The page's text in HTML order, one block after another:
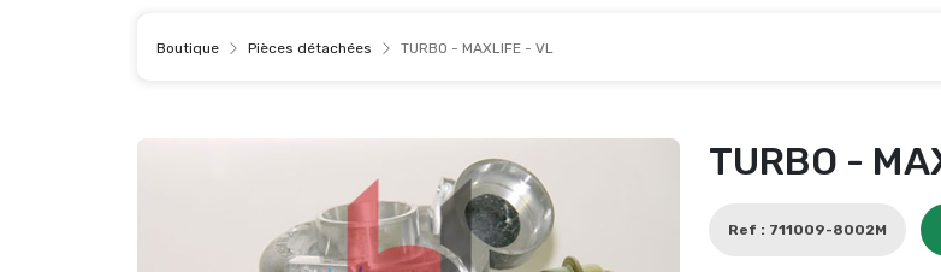
Boutique Pièces détachées TURBO - MAXLIFE - VL
TURBO -
Ref : 711009-8002M